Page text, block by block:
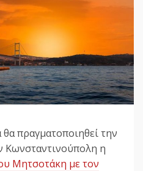
πραγματοποιηθεί την
Κωνσταντινούπολη η
Μητσοτάκη με τον